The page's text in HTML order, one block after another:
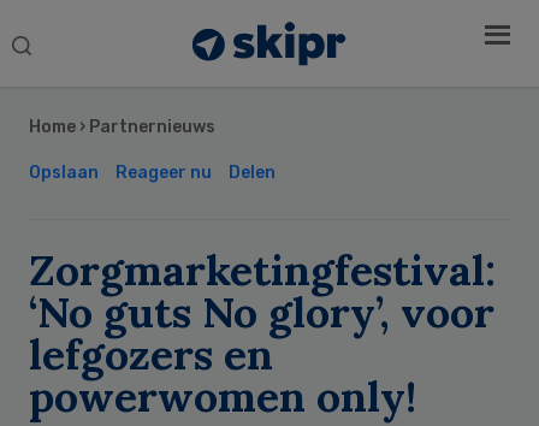
Search
Home › Partnernieuws
Opslaan Reageer nu Delen
Zorgmarketingfestival:
‘No guts No glory’, voor
lefgozers en
powerwomen only!
Sidebar